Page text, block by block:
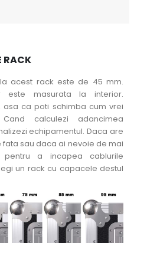
RACK
acest rack este de 45 mm.
este masurata la interior.
asa ca poti schimba cum vrei
calculezi adancimea
echipamentul. Daca are
sau daca ai nevoie de mai
a incapea cablurile
un rack cu capacele destul